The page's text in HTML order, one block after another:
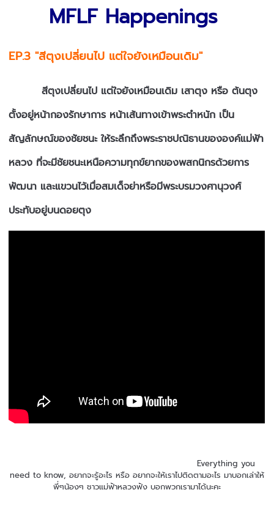
MFLF Happenings
EP.3 "สีตุงเปลี่ยนไป แต่ใจยังเหมือนเดิม"
สีตุงเปลี่ยนไป แต่ใจยังเหมือนเดิม เสาตุง หรือ ต้นตุง
ตั้งอยู่หน้ากองรักษาการ หน้าเส้นทางเข้าพระตำหนัก เป็น
สัญลักษณ์ของชัยชนะ ให้ระลึกถึงพระราชปณิธานขององค์แม่ฟ้า
หลวง ที่จะมีชัยชนะเหนือความทุกข์ยากของพสกนิกรด้วยการ
พัฒนา และแขวนไว้เมื่อสมเด็จย่าหรือมีพระบรมวงศานุวงศ์
ประทับอยู่บนดอยตุง
Everything you
need to know, อยากจะรู้อะไร หรือ อยากจะให้เราไปติดตามอะไร มาบอกเล่าให้
พี่ๆน้องๆ ชาวแม่ฟ้าหลวงฟัง บอกพวกเรามาได้นะคะ